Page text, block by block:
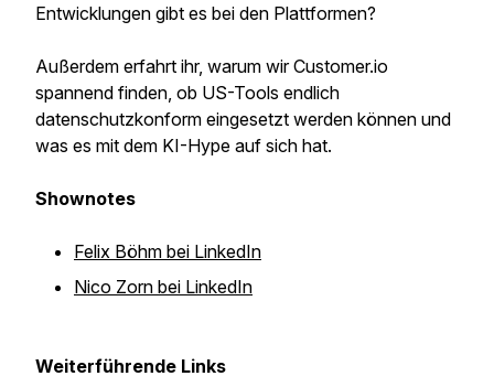
Entwicklungen gibt es bei den Plattformen?
Außerdem erfahrt ihr, warum wir Customer.io
spannend finden, ob US-Tools endlich
datenschutzkonform eingesetzt werden können und
was es mit dem KI-Hype auf sich hat.
Shownotes
Felix Böhm bei LinkedIn
Nico Zorn bei LinkedIn
Weiterführende Links